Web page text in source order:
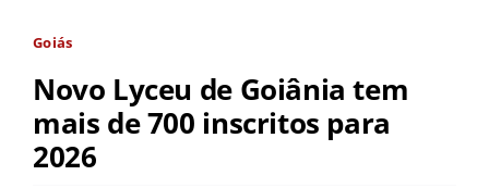
Goiás
Novo Lyceu de Goiânia tem
mais de 700 inscritos para
2026